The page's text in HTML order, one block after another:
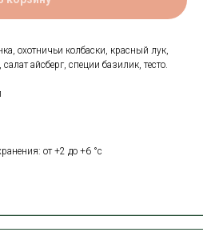
охотничьи колбаски, красный лук,
айсберг, специи базилик, тесто.
от +2 до +6 °с